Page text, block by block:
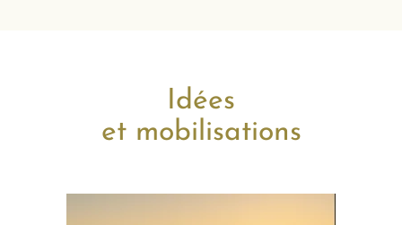
Idées
et mobilisations